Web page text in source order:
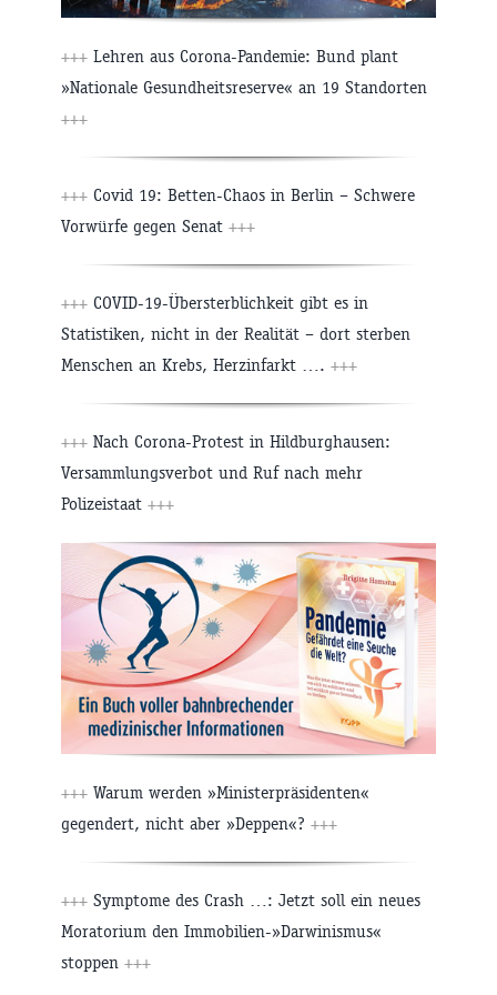
+++ Lehren aus Corona-Pandemie: Bund plant
»Nationale Gesundheitsreserve« an 19 Standorten
+++
+++ Covid 19: Betten-Chaos in Berlin – Schwere
Vorwürfe gegen Senat +++
+++ COVID-19-Übersterblichkeit gibt es in
Statistiken, nicht in der Realität – dort sterben
Menschen an Krebs, Herzinfarkt …. +++
+++ Nach Corona-Protest in Hildburghausen:
Versammlungsverbot und Ruf nach mehr
Polizeistaat +++
+++ Warum werden »Ministerpräsidenten«
gegendert, nicht aber »Deppen«? +++
+++ Symptome des Crash …: Jetzt soll ein neues
Moratorium den Immobilien-»Darwinismus«
stoppen +++